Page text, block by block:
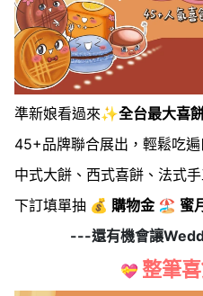
準新娘看過來✨全台最大喜
45+品牌聯合展出，輕鬆吃
中式大餅、西式喜餅、法式
下訂填單抽 💰 購物金 🏖️ 蜜
---還有機會讓
💝 整筆